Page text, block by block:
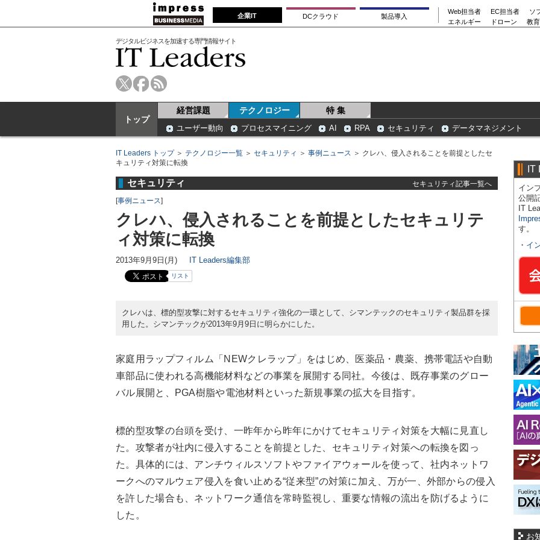
企業IT DCクラウド 製品導入
Web担当者 EC担当者
ソ
エネルギー
ドローン 教
デジタルビジネスを加速する専門情報サイト
トップ
経営課題 テクノロジー 特 集
ユーザー動向 プロセスマイニング AI RPA セキュリティ データマネジメント
IT Leaders トップ＞ テクノロジー一覧 ＞ セキュリティ ＞ 事例ニュース ＞ クレハ、侵入されることを前提としたセ
キュリティ対策に転換
セキュリティ
セキュリティ記事一覧へ
[事例ニュース]
クレハ、侵入されることを前提としたセキュリテ
ィ対策に転換
2013年9月9日(月) IT Leaders編集部
リスト
クレハは、標的型攻撃に対するセキュリティ強化の一環として、シマンテックのセキュリティ製品群を採
用した。シマンテックが2013年9月9日に明らかにした。
家庭用ラップフィルム「NEWクレラップ」をはじめ、医薬品・農薬、携帯電話や自動
車部品に使われる高機能材料などの事業を展開する同社。今後は、既存事業のグロー
バル展開と、PGA樹脂や電池材料といった新規事業の拡大を目指す。
標的型攻撃の台頭を受け、一昨年から昨年にかけてセキュリティ対策を大幅に見直し
た。攻撃者が社内に侵入することを前提とした、セキュリティ対策への転換を図っ
た。具体的には、アンチウィルスソフトやファイアウォールを使って、社内ネットワ
ークへのマルウェア侵入を食い止める“従来型”の対策に加え、万が一、外部からの侵入
を許した場合も、ネットワーク通信を常時監視し、重要な情報の流出を防げるように
した。
IT
イン
公開
IT
す。
・ イ
お